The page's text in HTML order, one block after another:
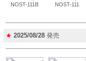
NOST-111B
NOST-111
★ 2025/08/28 発売